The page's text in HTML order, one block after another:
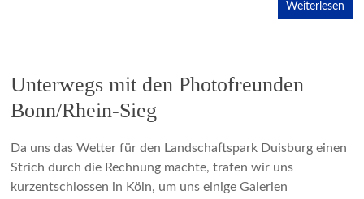
Weiterlesen
Unterwegs mit den Photofreunden
Bonn/Rhein-Sieg
Da uns das Wetter für den Landschaftspark Duisburg einen
Strich durch die Rechnung machte, trafen wir uns
kurzentschlossen in Köln, um uns einige Galerien